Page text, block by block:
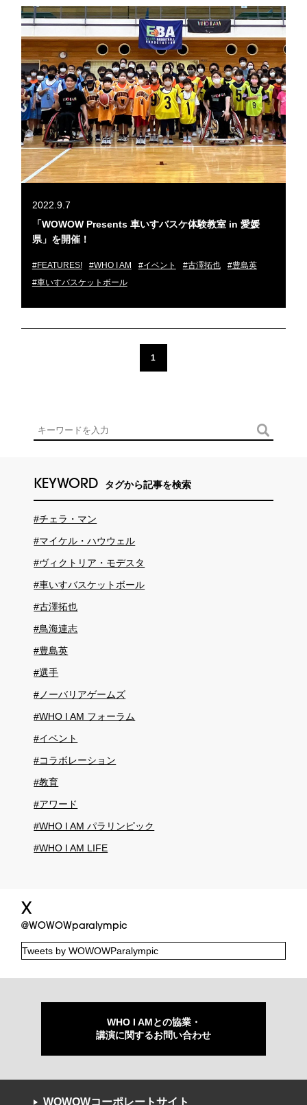
2022.9.7
「WOWOW Presents 車いすバスケ体験教室 in 愛媛
県」を開催！
#FEATURES! #WHO I AM #イベント #古澤拓也
#豊島英
#車いすバスケットボール
1
KEYWORD タグから記事を検索
#チェラ・マン
#マイケル・ハウウェル
#ヴィクトリア・モデスタ
#車いすバスケットボール
#古澤拓也
#鳥海連志
#豊島英
#選手
#ノーバリアゲームズ
#WHO I AM フォーラム
#イベント
#コラボレーション
#教育
#アワード
#WHO I AM パラリンピック
#WHO I AM LIFE
X
@WOWOWparalympic
Tweets by WOWOWParalympic
WHO I AMとの協業・
講演に関するお問い合わせ
WOWOWコーポレートサイト